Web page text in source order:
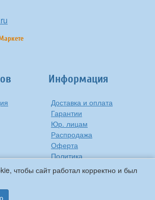
чтобы сайт работал корректно и был
Информация
Доставка и оплата
Гарантии
Юр. лицам
Распродажа
Оферта
Политика
конфиденциальности
Контакты